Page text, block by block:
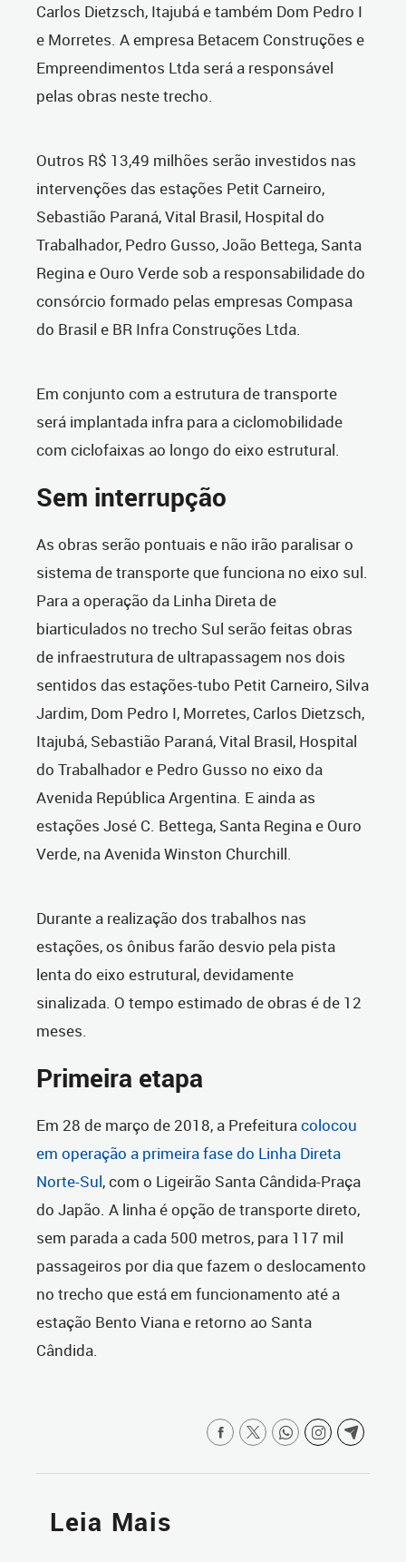
Carlos Dietzsch, Itajubá e também Dom Pedro I
e Morretes. A empresa Betacem Construções e
Empreendimentos Ltda será a responsável
pelas obras neste trecho.
Outros R$ 13,49 milhões serão investidos nas
intervenções das estações Petit Carneiro,
Sebastião Paraná, Vital Brasil, Hospital do
Trabalhador, Pedro Gusso, João Bettega, Santa
Regina e Ouro Verde sob a responsabilidade do
consórcio formado pelas empresas Compasa
do Brasil e BR Infra Construções Ltda.
Em conjunto com a estrutura de transporte
será implantada infra para a ciclomobilidade
com ciclofaixas ao longo do eixo estrutural.
Sem interrupção
As obras serão pontuais e não irão paralisar o
sistema de transporte que funciona no eixo sul.
Para a operação da Linha Direta de
biarticulados no trecho Sul serão feitas obras
de infraestrutura de ultrapassagem nos dois
sentidos das estações-tubo Petit Carneiro, Silva
Jardim, Dom Pedro I, Morretes, Carlos Dietzsch,
Itajubá, Sebastião Paraná, Vital Brasil, Hospital
do Trabalhador e Pedro Gusso no eixo da
Avenida República Argentina. E ainda as
estações José C. Bettega, Santa Regina e Ouro
Verde, na Avenida Winston Churchill.
Durante a realização dos trabalhos nas
estações, os ônibus farão desvio pela pista
lenta do eixo estrutural, devidamente
sinalizada. O tempo estimado de obras é de 12
meses.
Primeira etapa
Em 28 de março de 2018, a Prefeituracolocou
em operação a primeira fase do Linha Direta
Norte-Sul, com o Ligeirão Santa Cândida-Praça
do Japão. A linha é opção de transporte direto,
sem parada a cada 500 metros, para 117 mil
passageiros por dia que fazem o deslocamento
no trecho que está em funcionamento até a
estação Bento Viana e retorno ao Santa
Cândida.
Leia Mais